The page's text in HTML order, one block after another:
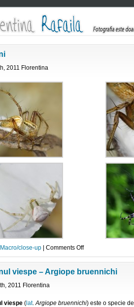
2011 Florentina
Macro/close-up Comments Offon
Paianjeni
viespe – Argiope bruennichi
2011 Florentina
viespe ( lat.Argiope bruennichi) este o specie de